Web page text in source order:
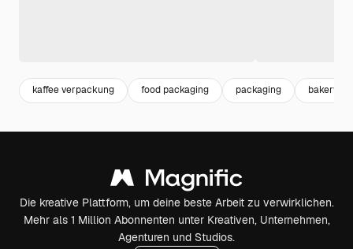
kaffee verpackung food packaging packaging bakery
Die kreative Plattform, um deine beste Arbeit zu verwirklichen.
Mehr als 1 Million Abonnenten unter Kreativen, Unternehmen,
Agenturen und Studios.